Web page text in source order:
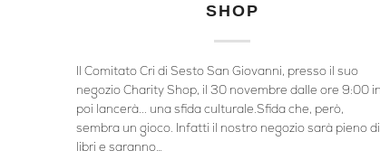
SHOP
Il Comitato Cri di Sesto San Giovanni, presso il suo
negozio Charity Shop, il 30 novembre dalle ore 9:00 in
poi lancerà... una sfida culturale.Sfida che, però,
sembra un gioco. Infatti il nostro negozio sarà pieno di
libri e saranno…